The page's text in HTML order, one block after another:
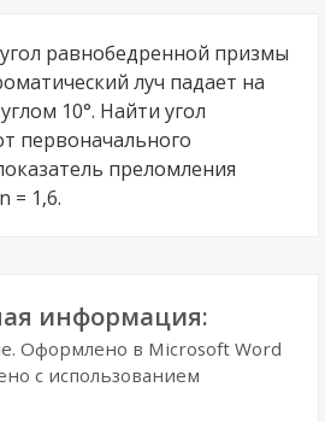
равнобедренной призмы
луч падает на
10°. Найти угол
первоначального
преломления
= 1,6.
информация:
Оформлено в Microsoft Word
с использованием